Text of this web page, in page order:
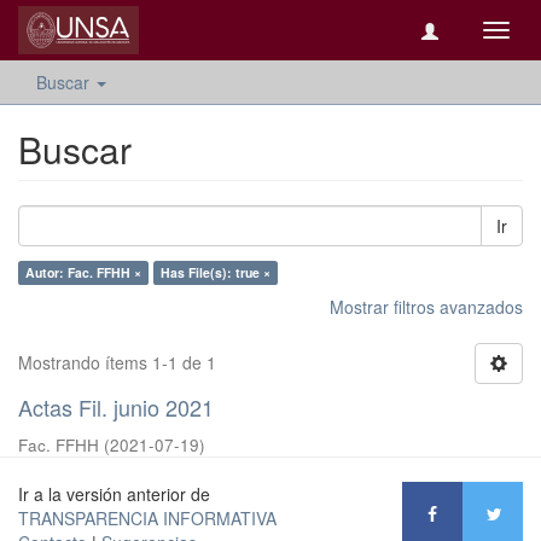
Buscar
Buscar
Ir
Autor: Fac. FFHH × Has File(s): true ×
Mostrar filtros avanzados
Mostrando ítems 1-1 de 1
Actas Fil. junio 2021
Fac. FFHH (2021-07-19)
Ir a la versión anterior de
TRANSPARENCIA INFORMATIVA